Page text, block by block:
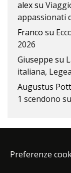
alexsu
appassionati
Franco su
2026
Giuseppe su
italiana,
Augustus
1 scendono
Preferenze